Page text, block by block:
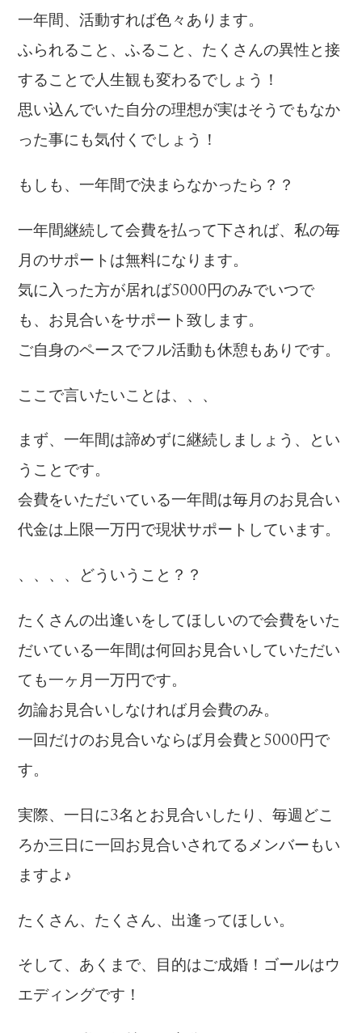
一年間、活動すれば色々あります。
ふられること、ふること、たくさんの異性と接
することで人生観も変わるでしょう！
思い込んでいた自分の理想が実はそうでもなか
った事にも気付くでしょう！
もしも、一年間で決まらなかったら？？
一年間継続して会費を払って下されば、私の毎
月のサポートは無料になります。
気に入った方が居れば5000円のみでいつで
も、お見合いをサポート致します。
ご自身のペースでフル活動も休憩もありです。
ここで言いたいことは、、、
まず、一年間は諦めずに継続しましょう、とい
うことです。
会費をいただいている一年間は毎月のお見合い
代金は上限一万円で現状サポートしています。
、、、、どういうこと？？
たくさんの出逢いをしてほしいので会費をいた
だいている一年間は何回お見合いしていただい
ても一ヶ月一万円です。
勿論お見合いしなければ月会費のみ。
一回だけのお見合いならば月会費と5000円で
す。
実際、一日に3名とお見合いしたり、毎週どこ
ろか三日に一回お見合いされてるメンバーもい
ますよ♪
たくさん、たくさん、出逢ってほしい。
そして、あくまで、目的はご成婚！ゴールはウ
エディングです！